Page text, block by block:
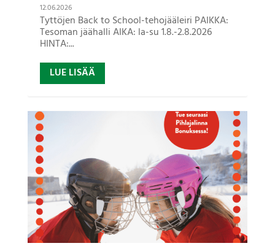
12.06.2026
Tyttöjen Back to School-tehojääleiri PAIKKA:
Tesoman jäähalli AIKA: la-su 1.8.-2.8.2026
HINTA:...
LUE LISÄÄ